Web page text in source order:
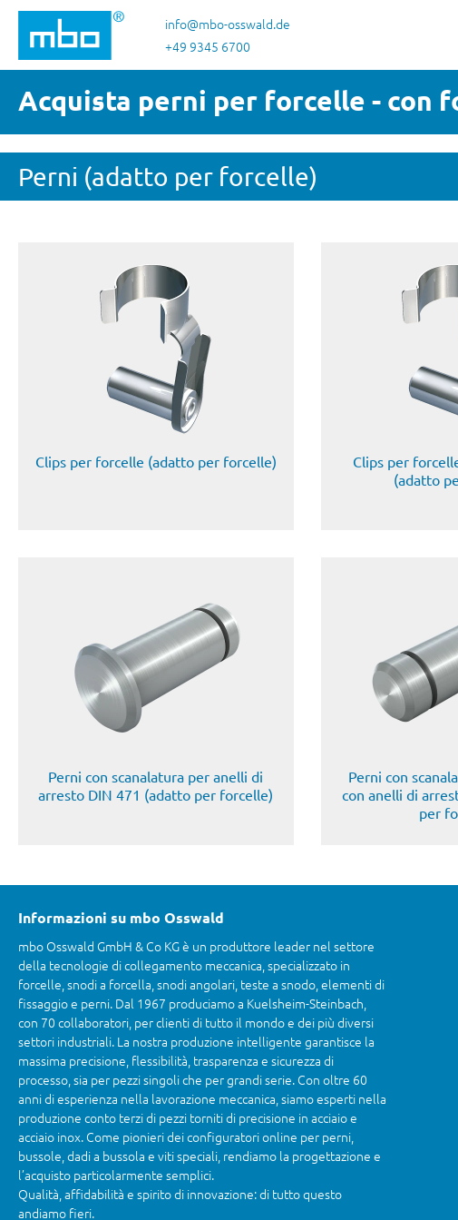
al contenuto principale
Salta alla ricerca
Passa alla navigazione principaleinfo@mbo-osswald.de
+49 9345 6700
Acquista perni per forcelle - con
Perni (adatto per forcelle)
Clips per forcelle (adatto per forcelle)
Clips per
(adatto
Perni con scanalatura per anelli di
arresto DIN 471 (adatto per forcelle)
Perni con
con anelli di
per
Informazioni su mbo Osswald
mbo Osswald GmbH & Co KG è un produttore leader nel settore
della tecnologie di collegamento meccanica, specializzato in
forcelle, snodi a forcella, snodi angolari, teste a snodo, elementi di
fissaggio e perni. Dal 1967 produciamo a Kuelsheim-Steinbach,
con 70 collaboratori, per clienti di tutto il mondo e dei più diversi
settori industriali. La nostra produzione intelligente garantisce la
massima precisione, flessibilità, trasparenza e sicurezza di
processo, sia per pezzi singoli che per grandi serie. Con oltre 60
anni di esperienza nella lavorazione meccanica, siamo esperti nella
produzione conto terzi di pezzi torniti di precisione in acciaio e
acciaio inox. Come pionieri dei configuratori online per perni,
bussole, dadi a bussola e viti speciali, rendiamo la progettazione e
l’acquisto particolarmente semplici.
Qualità, affidabilità e spirito di innovazione: di tutto questo
andiamo fieri.